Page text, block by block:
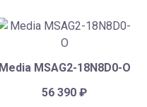
Media MSAG2-18N8D0-O
56 390₽